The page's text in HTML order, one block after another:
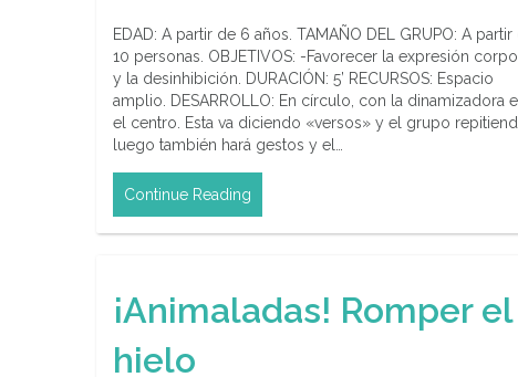
EDAD: A partir de 6 años. TAMAÑO DEL GRUPO: A partir
10 personas. OBJETIVOS: -Favorecer la expresión
y la desinhibición. DURACIÓN: 5’ RECURSOS: Espacio
amplio. DESARROLLO: En círculo, con la dinamizadora
el centro. Esta va diciendo «versos» y el grupo
luego también hará gestos y el…
Continue Reading
¡Animaladas! Romper el
hielo